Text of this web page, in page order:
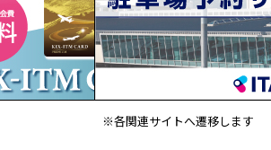
※各関連サイトへ遷移します